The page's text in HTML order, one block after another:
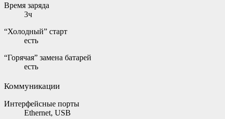
Время заряда
3ч
“Холодный” старт
есть
“Горячая” замена батарей
есть
Коммуникации
Интерфейсные порты
Ethernet, USB